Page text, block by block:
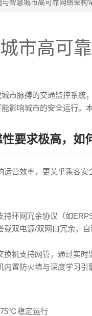
与智慧城市高可靠网络架构
市高可
市脉搏的交通监控系
影响城市的安全运行。
要求极高，如
营效率，更关乎乘客
持环网冗余协议（如
载双电源/双网口冗余，
换机支持网管，通过实时
内置防火墙与深度学习引
稳定运行